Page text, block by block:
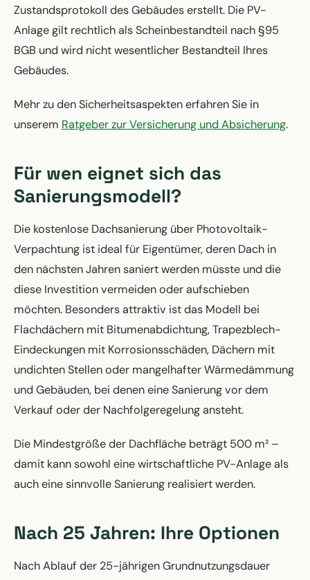
Zustandsprotokoll des Gebäudes erstellt. Die PV-
Anlage gilt rechtlich als Scheinbestandteil nach §95
BGB und wird nicht wesentlicher Bestandteil Ihres
Gebäudes.
Mehr zu den Sicherheitsaspekten erfahren Sie in
unserem Ratgeber zur Versicherung und Absicherung.
Für wen eignet sich das
Sanierungsmodell?
Die kostenlose Dachsanierung über Photovoltaik-
Verpachtung ist ideal für Eigentümer, deren Dach in
den nächsten Jahren saniert werden müsste und die
diese Investition vermeiden oder aufschieben
möchten. Besonders attraktiv ist das Modell bei
Flachdächern mit Bitumenabdichtung, Trapezblech-
Eindeckungen mit Korrosionsschäden, Dächern mit
undichten Stellen oder mangelhafter Wärmedämmung
und Gebäuden, bei denen eine Sanierung vor dem
Verkauf oder der Nachfolgeregelung ansteht.
Die Mindestgröße der Dachfläche beträgt 500 m² –
damit kann sowohl eine wirtschaftliche PV-Anlage als
auch eine sinnvolle Sanierung realisiert werden.
Nach 25 Jahren: Ihre Optionen
Nach Ablauf der 25-jährigen Grundnutzungsdauer